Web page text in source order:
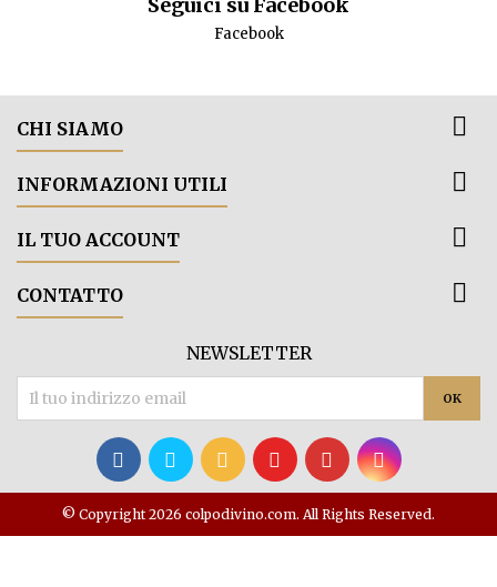
Facebook
CHI SIAMO 
INFORMAZIONI UTILI 
IL TUO ACCOUNT 
CONTATTO 
NEWSLETTER
© Copyright 2026 colpodivino.com. All Rights Reserved.